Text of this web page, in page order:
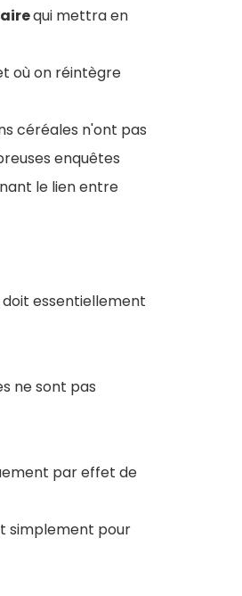
qui mettra en
où on réintègre
céréales n'ont pas
enquêtes
le lien entre
essentiellement
ne sont pas
par effet de
simplement pour